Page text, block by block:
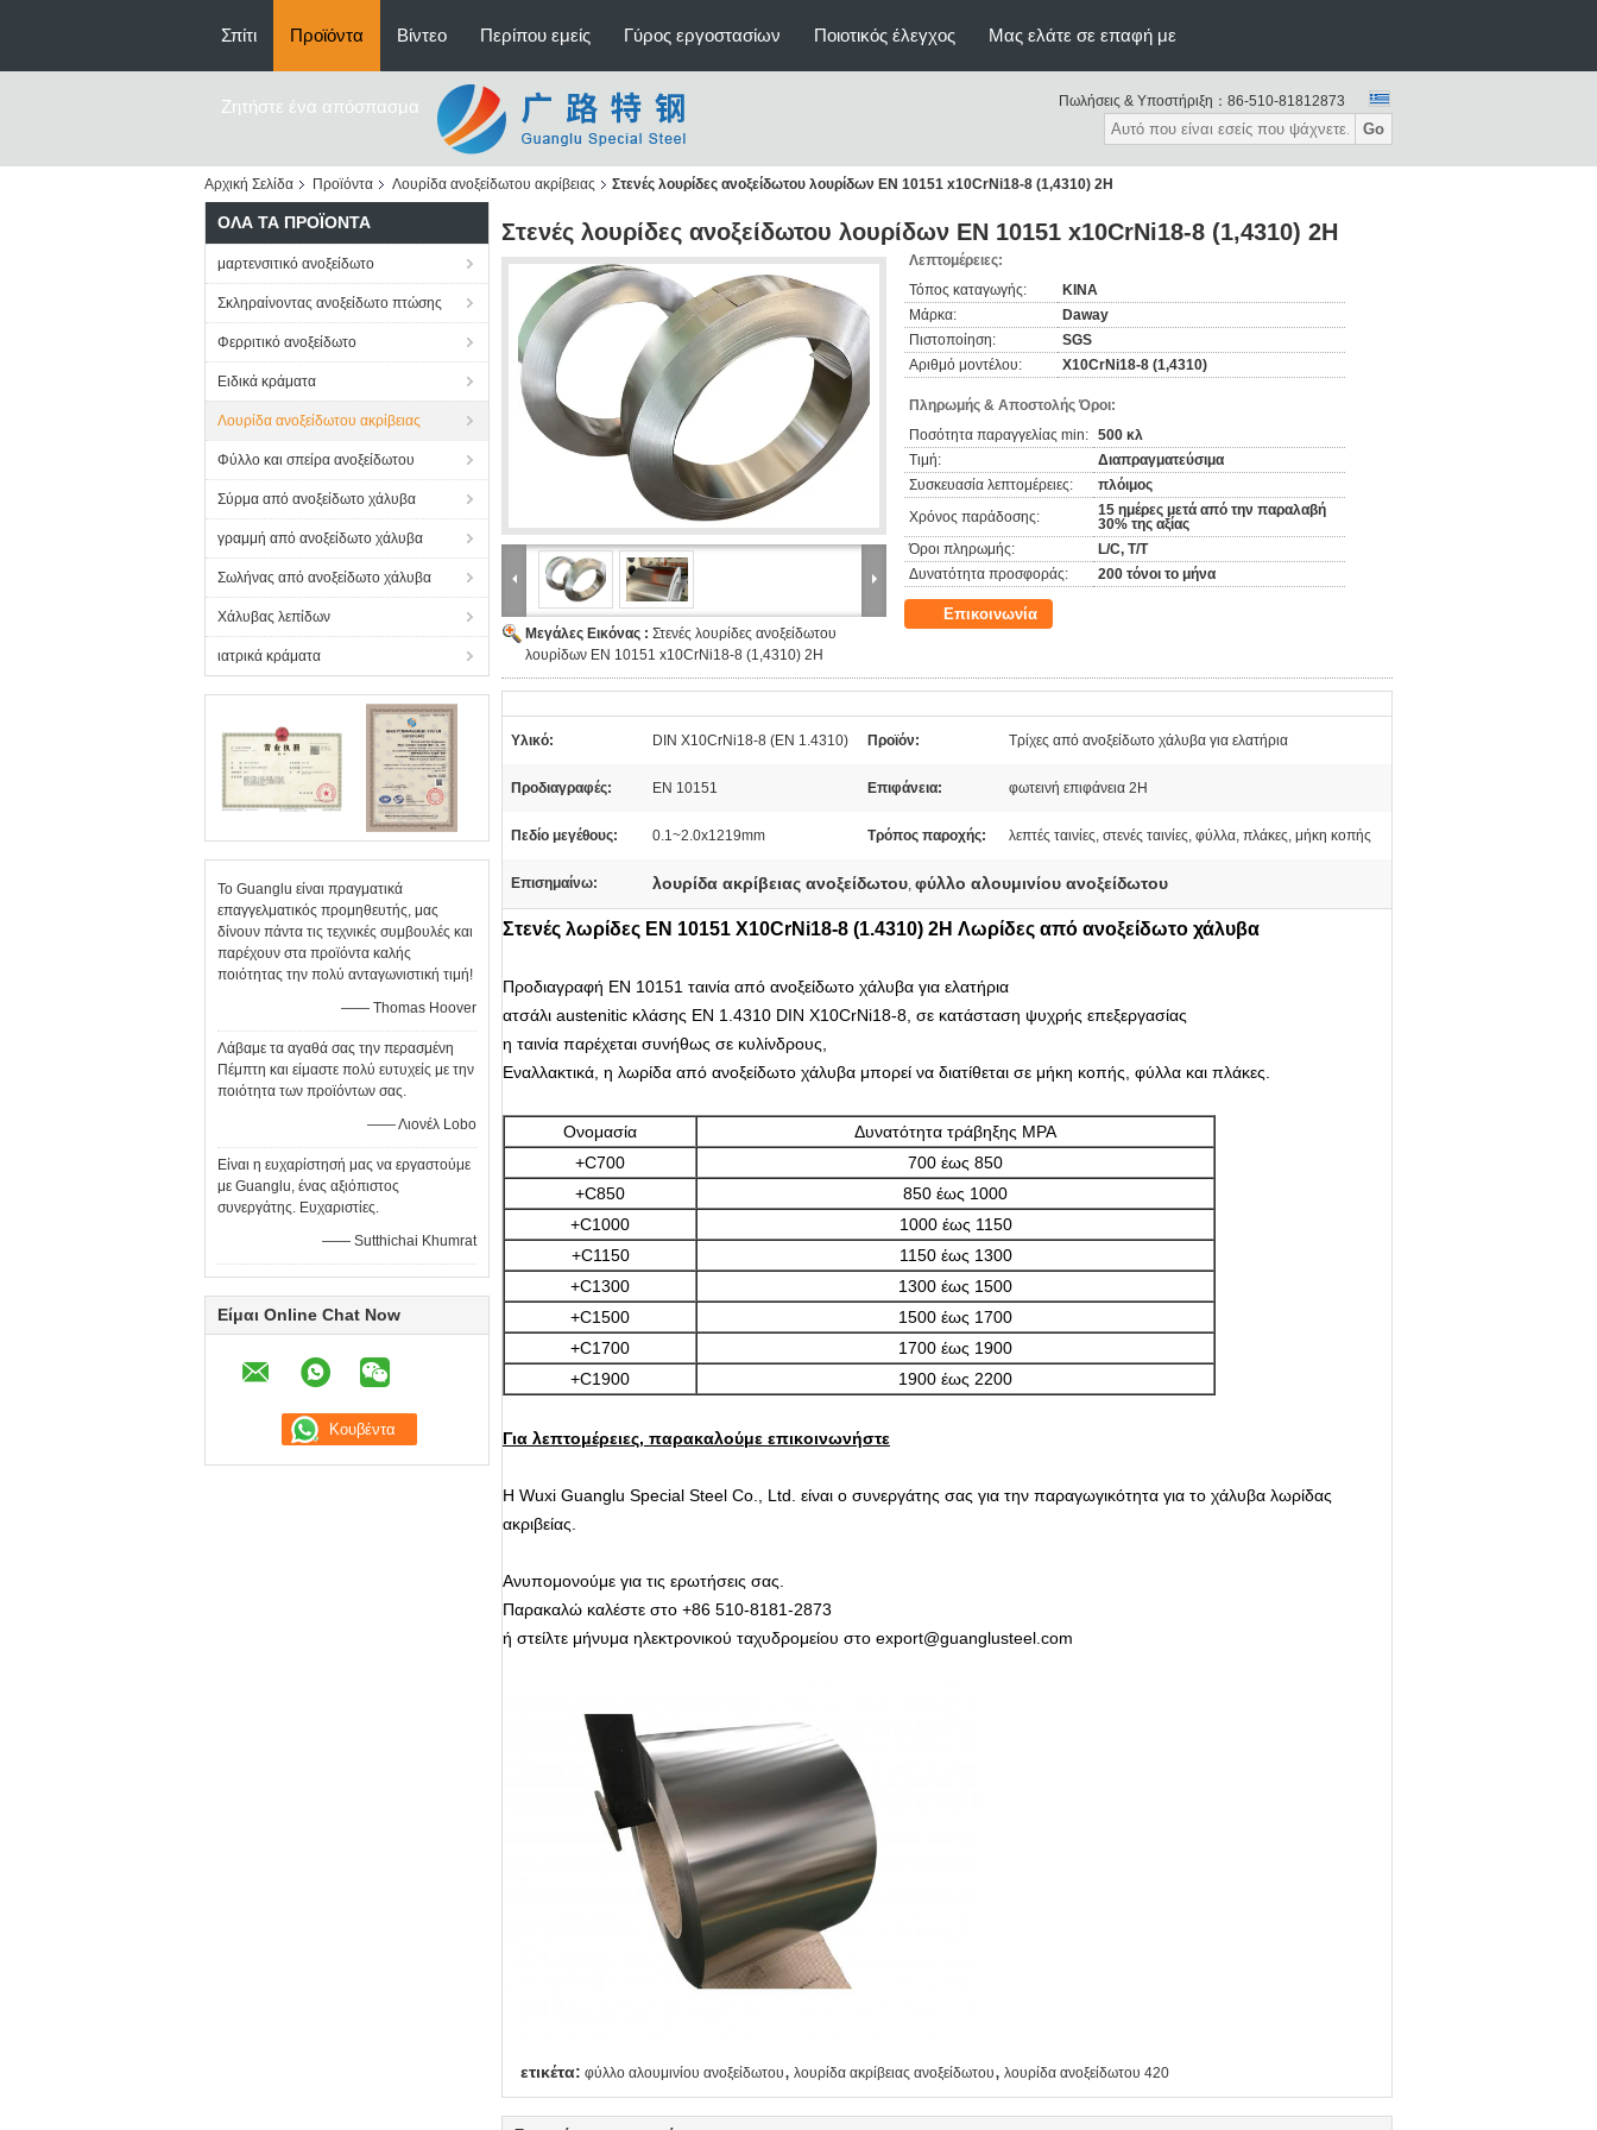
Σπίτι Προϊόντα Βίντεο Περίπου εμείς Γύρος εργοστασίων Ποιοτικός έλεγχος Μας ελάτε σε επαφή με
Ζητήστε ένα απόσπασμα Πωλήσεις & Υποστήριξη： 86-510-81812873
Go
Αρχική Σελίδα Προϊόντα Λουρίδα ανοξείδωτου ακρίβειας Στενές λουρίδες ανοξείδωτου λουρίδων EN 10151 x10CrNi18-8 (1,4310) 2H
ΌΛΑ ΤΑ ΠΡΟΪΌΝΤΑ
μαρτενσιτικό ανοξείδωτο
Σκληραίνοντας ανοξείδωτο πτώσης
Φερριτικό ανοξείδωτο
Ειδικά κράματα
Λουρίδα ανοξείδωτου ακρίβειας
Φύλλο και σπείρα ανοξείδωτου
Σύρμα από ανοξείδωτο χάλυβα
γραμμή από ανοξείδωτο χάλυβα
Σωλήνας από ανοξείδωτο χάλυβα
Χάλυβας λεπίδων
ιατρικά κράματα
Το Guanglu είναι πραγματικά
επαγγελματικός προμηθευτής, μας
δίνουν πάντα τις τεχνικές συμβουλές και
παρέχουν στα προϊόντα καλής
ποιότητας την πολύ ανταγωνιστική τιμή!
—— Thomas Hoover
Λάβαμε τα αγαθά σας την περασμένη
Πέμπτη και είμαστε πολύ ευτυχείς με την
ποιότητα των προϊόντων σας.
—— Λιονέλ Lobo
Είναι η ευχαρίστησή μας να εργαστούμε
με Guanglu, ένας αξιόπιστος
συνεργάτης. Ευχαριστίες.
—— Sutthichai Khumrat
Είμαι Online Chat Now
Στενές λουρίδες ανοξείδωτου λουρίδων EN 10151 x10CrNi18-8 (1,4310) 2H
Μεγάλες Εικόνας : Στενές λουρίδες ανοξείδωτου
λουρίδων EN 10151 x10CrNi18-8 (1,4310) 2H
Λεπτομέρειες:
Τόπος καταγωγής:
ΚΙΝΑ
Μάρκα:
Daway
Πιστοποίηση:
SGS
Αριθμό μοντέλου:
X10CrNi18-8 (1,4310)
Πληρωμής & Αποστολής Όροι:
Ποσότητα παραγγελίας min: 500 κλ
Τιμή:
Διαπραγματεύσιμα
Συσκευασία λεπτομέρειες:
πλόιμος
Χρόνος παράδοσης:
15 ημέρες μετά από την παραλαβή
30% της αξίας
Όροι πληρωμής:
L/C, T/T
Δυνατότητα προσφοράς:
200 τόνοι το μήνα
Επικοινωνία
Υλικό: DIN X10CrNi18-8 (EN 1.4310) Προϊόν: Τρίχες από ανοξείδωτο χάλυβα για ελατήρια
Προδιαγραφές: EN 10151 Επιφάνεια: φωτεινή επιφάνεια 2H
Πεδίο μεγέθους: 0.1~2.0x1219mm Τρόπος παροχής: λεπτές ταινίες, στενές ταινίες, φύλλα, πλάκες, μήκη κοπής
Επισημαίνω: λουρίδα ακρίβειας ανοξείδωτου, φύλλο αλουμινίου ανοξείδωτου
Στενές λωρίδες EN 10151 X10CrNi18-8 (1.4310) 2H Λωρίδες από ανοξείδωτο χάλυβα
Προδιαγραφή EN 10151 ταινία από ανοξείδωτο χάλυβα για ελατήρια
ατσάλι austenitic κλάσης EN 1.4310 DIN X10CrNi18-8, σε κατάσταση ψυχρής επεξεργασίας
η ταινία παρέχεται συνήθως σε κυλίνδρους,
Εναλλακτικά, η λωρίδα από ανοξείδωτο χάλυβα μπορεί να διατίθεται σε μήκη κοπής, φύλλα και πλάκες.
Ονομασία
Δυνατότητα τράβηξης MPA
+C700
700 έως 850
+C850
850 έως 1000
+C1000
1000 έως 1150
+C1150
1150 έως 1300
+C1300
1300 έως 1500
+C1500
1500 έως 1700
+C1700
1700 έως 1900
+C1900
1900 έως 2200
Για λεπτομέρειες, παρακαλούμε επικοινωνήστε
Η Wuxi Guanglu Special Steel Co., Ltd. είναι ο συνεργάτης σας για την παραγωγικότητα για το χάλυβα λωρίδας
ακριβείας.
Ανυπομονούμε για τις ερωτήσεις σας.
Παρακαλώ καλέστε στο +86 510-8181-2873
ή στείλτε μήνυμα ηλεκτρονικού ταχυδρομείου στο export@guanglusteel.com
ετικέτα: φύλλο αλουμινίου ανοξείδωτου, λουρίδα ακρίβειας ανοξείδωτου, λουρίδα ανοξείδωτου 420